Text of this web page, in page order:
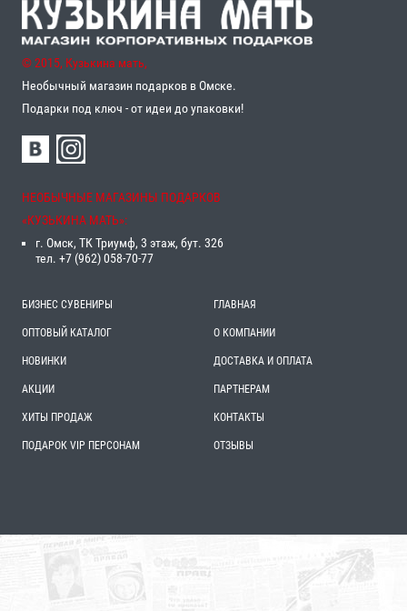
© 2015, Кузькина мать,
Необычный магазин подарков в Омске.
Подарки под ключ - от идеи до упаковки!
НЕОБЫЧНЫЕ МАГАЗИНЫ ПОДАРКОВ
«‎КУЗЬКИНА МАТЬ»‎:
г. Омск, ТК Триумф, 3 этаж, бут. 326
тел. +7 (962) 058-70-77
БИЗНЕС СУВЕНИРЫ
ОПТОВЫЙ КАТАЛОГ
НОВИНКИ
АКЦИИ
ХИТЫ ПРОДАЖ
ПОДАРОК VIP ПЕРСОНАМ
ГЛАВНАЯ
О КОМПАНИИ
ДОСТАВКА И ОПЛАТА
ПАРТНЕРАМ
КОНТАКТЫ
ОТЗЫВЫ